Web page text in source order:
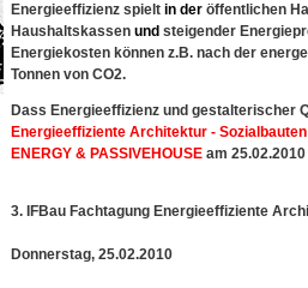
Energieeffizienz spielt in der öffentlichen
Haushaltskassen und steigender
Energiekosten können z.B. nach der
Tonnen von CO2.
Dass Energieeffizienz und gestalterischer
Energieeffiziente Architektur -
ENERGY & PASSIVEHOUSE am
3. IFBau Fachtagung Energieeffiziente
Donnerstag, 25.02.2010